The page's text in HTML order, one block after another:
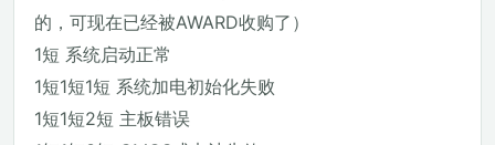
的，可现在已经被AWARD收购了）
1短 系统启动正常
1短1短1短 系统加电初始化失败
1短1短2短 主板错误